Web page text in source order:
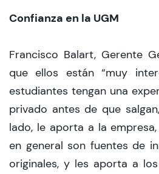
Confianza en la UGM
Francisco Balart, Gerente
que ellos están “muy
estudiantes tengan una
privado antes de que
lado, le aporta a la
en general son fuentes de
originales, y les aporta a